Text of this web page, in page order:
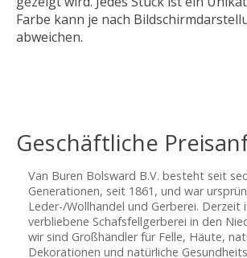
Farbe kann je nach
abweichen.
Geschäftliche
Van Buren Bolsward B.V. besteht seit
Generationen, seit 1861, und war
Leder-/Wollhandel und Gerberei. Derzeit
verbliebene Schafsfellgerberei in den
wir sind Großhändler für Felle, Häute,
Dekorationen und natürliche